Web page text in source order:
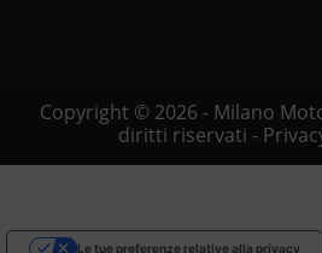
Copyright © 2026 - Milano
diritti riservati -
Le tue preferenze relative alla privacy